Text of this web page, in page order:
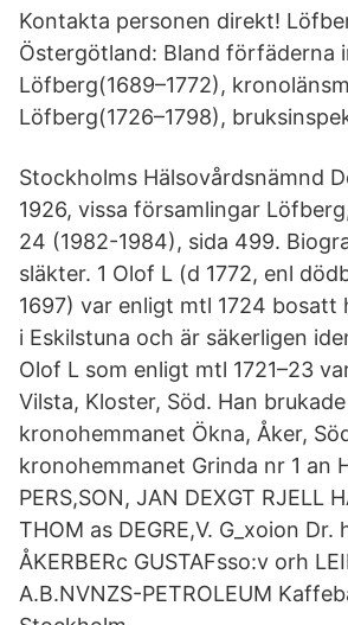
Kontakta personen direkt!
Östergötland: Bland förfäderna
Löfberg(1689–1772),
Löfberg(1726–1798),
Stockholms Hälsovårdsnämnd
1926, vissa församlingar
24 (1982-1984), sida 499.
släkter. 1 Olof L (d 1772, enl
1697) var enligt mtl 1724 bosatt
i Eskilstuna och är säkerligen
Olof L som enligt mtl 1721–23
Vilsta, Kloster, Söd. Han
kronohemmanet Ökna, Åker,
kronohemmanet Grinda nr 1 an
PERS,SON, JAN DEXGT RJELL
THOM as DEGRE,V. G_xoion Dr.
ÅKERBERc GUSTAFsso:v orh
A.B.NVNZS-PETROLEUM